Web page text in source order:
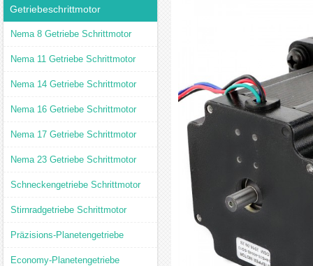
Getriebeschrittmotor
Nema 8 Getriebe Schrittmotor
Nema 11 Getriebe Schrittmotor
Nema 14 Getriebe Schrittmotor
Nema 16 Getriebe Schrittmotor
Nema 17 Getriebe Schrittmotor
Nema 23 Getriebe Schrittmotor
Schneckengetriebe Schrittmotor
Stirnradgetriebe Schrittmotor
Präzisions-Planetengetriebe
Economy-Planetengetriebe